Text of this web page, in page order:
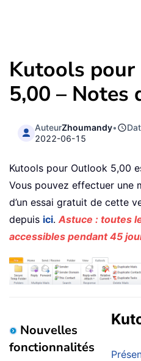
Kutools
5,00 – Notes
AuteurZhoumandy•
2022-06-15
Kutools pour Outlook 5,00
Vous pouvez effectuer une
d’un essai gratuit de cette
depuis ici. Astuce : toutes
accessibles pendant 45
Nouvelles
fonctionnalités